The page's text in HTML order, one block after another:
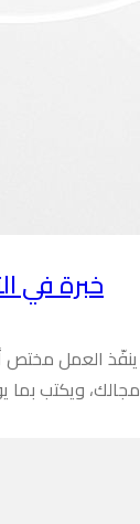
خبرة في
ينفّذ العمل
مجالك، ويكتب بما